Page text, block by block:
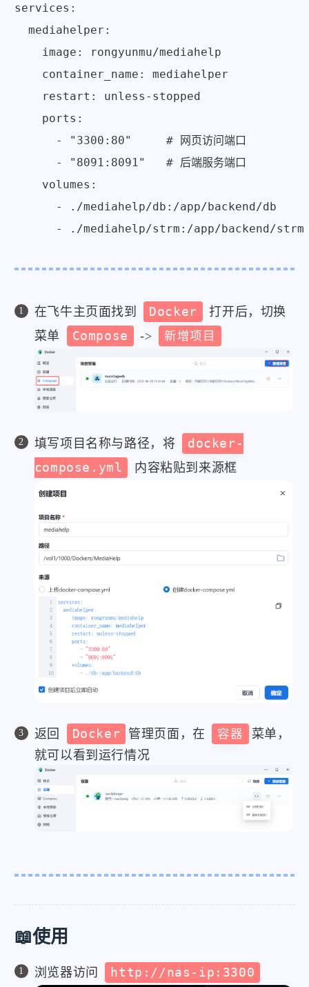
services:
  mediahelper:
    image: rongyunmu/mediahelp
    container_name: mediahelper
    restart: unless-stopped
    ports:
      - "3300:80"     # 网页访问端口
      - "8091:8091"   # 后端服务端口
    volumes:
- ./mediahelp/db:/app/backend/db
在飞牛主页面找到 Docker
打开后，切换
菜单
Compose -> 新增项目
填写项目名称与路径，将
docker-
compose.yml
内容粘贴到来源框
返回 Docker 管理页面，在 容器
菜单，
就可以看到运行情况
📖使用
浏览器访问 http://nas-ip:3300